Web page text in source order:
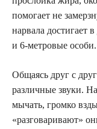
помогает не
нарвала достигает
и 6-метровые особи.
Общаясь друг с
различные звуки.
мычать, громко
«разговаривают»